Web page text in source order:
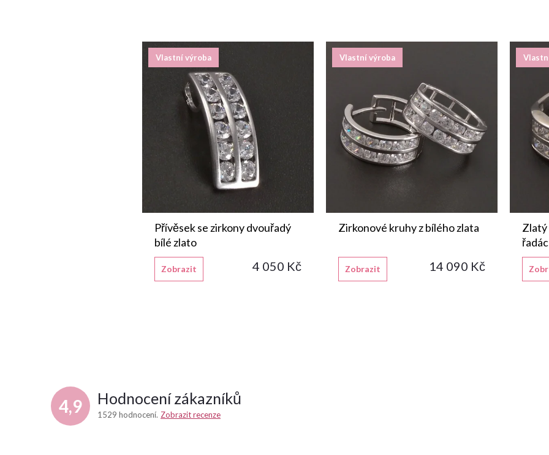
Vlastní výroba
Přívěsek se zirkony dvouřadý
bílé zlato
4 050 Kč
Zobrazit
Vlastní výroba
Zirkonové kruhy z bílého zlata
14 090 Kč
Zobrazit
Zlatý
4,9 Hodnocení zákazníků
1529 hodnocení Zobrazit recenze